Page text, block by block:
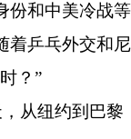
份和中美冷战
着乒乓外交和
？”
从纽约到巴